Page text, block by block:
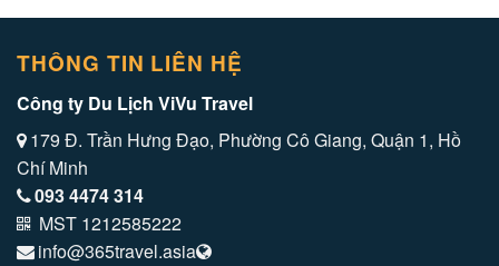
THÔNG TIN LIÊN HỆ
Công ty Du Lịch ViVu Travel
179 Đ. Trần Hưng Đạo, Phường Cô Giang, Quận 1, Hồ
Chí Minh
093 4474 314
MST 1212585222
info@365travel.asia